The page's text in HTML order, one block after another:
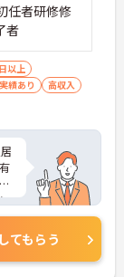
任者研修修
者
以上
績あり
高収入
てもらう